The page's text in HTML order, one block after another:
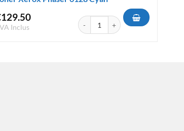
129.50
Inclus
quantité de Toner Xerox Phaser